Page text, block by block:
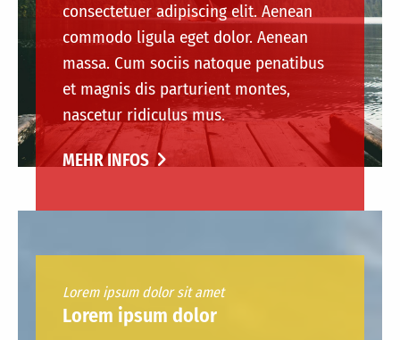
consectetuer adipiscing elit. Aenean
commodo ligula eget dolor. Aenean
massa. Cum sociis natoque penatibus
et magnis dis parturient montes,
nascetur ridiculus mus.
MEHR INFOS
Lorem ipsum dolor sit amet
Lorem ipsum dolor